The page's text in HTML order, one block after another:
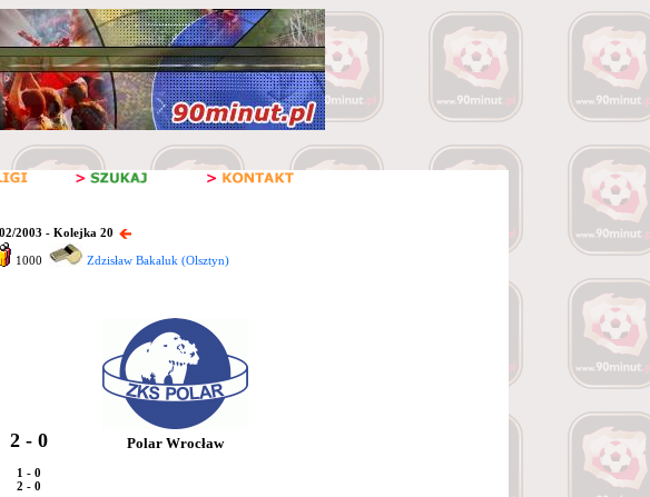
2003 - Kolejka 20
1000 Zdzisław Bakaluk (Olsztyn)
2 - 0 Polar Wrocław
1 - 0
2 - 0